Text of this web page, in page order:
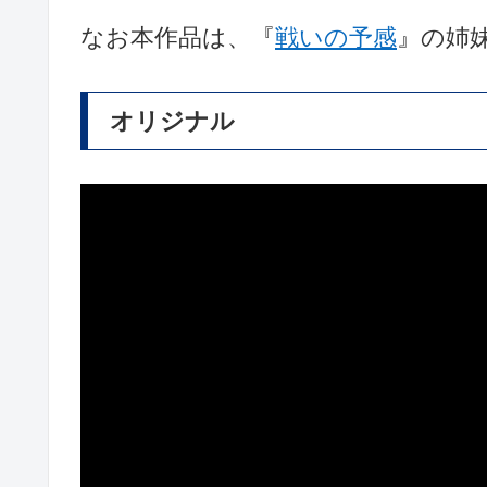
なお本作品は、『戦いの予感 』の姉
オリジナル